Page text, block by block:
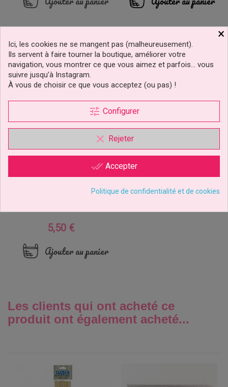
Prix
5,50 €
Ajouter au panier
Les clients qui ont acheté ce
produit ont également acheté...
×
Ici, les cookies ne se mangent pas (malheureusement).
Ils servent à faire tourner la boutique, améliorer votre
navigation, vous montrer ce que vous aimez et parfois… vous
suivre jusqu’à Instagram.
À vous de choisir ce que vous acceptez (ou pas) !
tune Configurer
clear Rejeter
done_all Accepter
Politique de confidentialité et de cookies